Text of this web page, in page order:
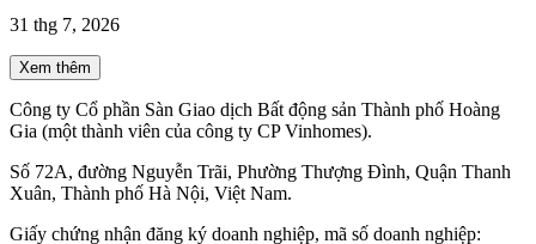
31 thg 7, 2026
Xem thêm
Công ty Cổ phần Sàn Giao dịch Bất động sản Thành phố Hoàng
Gia (một thành viên của công ty CP Vinhomes).
Số 72A, đường Nguyễn Trãi, Phường Thượng Đình, Quận Thanh
Xuân, Thành phố Hà Nội, Việt Nam.
Giấy chứng nhận đăng ký doanh nghiệp, mã số doanh nghiệp: